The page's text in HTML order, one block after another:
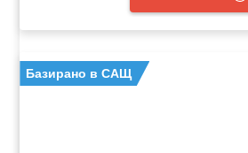
Базирано в САЩ